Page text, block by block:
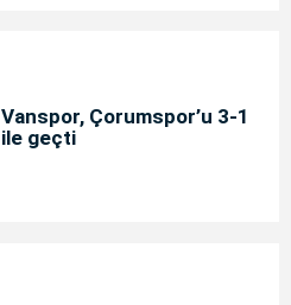
Vanspor, Çorumspor’u 3-1
ile geçti